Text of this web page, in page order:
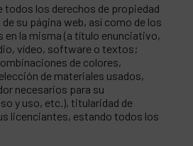
todos los derechos de propiedad
su página web, así como de los
la misma (a título enunciativo,
vídeo, software o textos;
de colores,
de materiales usados,
necesarios para su
y uso, etc.), titularidad de
licenciantes, estando todos los